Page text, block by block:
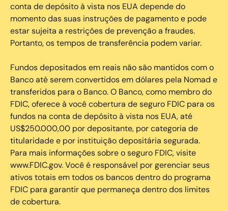
conta de depósito à vista nos EUA depende do
momento das suas instruções de pagamento e pode
estar sujeita a restrições de prevenção a fraudes.
Portanto, os tempos de transferência podem variar.
Fundos depositados em reais não são mantidos com o
Banco até serem convertidos em dólares pela Nomad e
transferidos para o Banco. O Banco, como membro do
FDIC, oferece à você cobertura de seguro FDIC para os
fundos na conta de depósito à vista nos EUA, até
US$250.000,00 por depositante, por categoria de
titularidade e por instituição depositária segurada.
Para mais informações sobre o seguro FDIC, visite
www.FDIC.gov. Você é responsável por gerenciar seus
ativos totais em todos os bancos dentro do programa
FDIC para garantir que permaneça dentro dos limites
de cobertura.